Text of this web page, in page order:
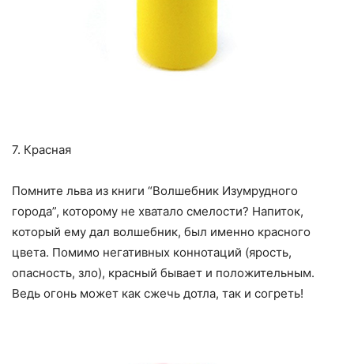
7. Красная
Помните льва из книги “Волшебник Изумрудного
города”, которому не хватало смелости? Напиток,
который ему дал волшебник, был именно красного
цвета. Помимо негативных коннотаций (ярость,
опасность, зло), красный бывает и положительным.
Ведь огонь может как сжечь дотла, так и согреть!